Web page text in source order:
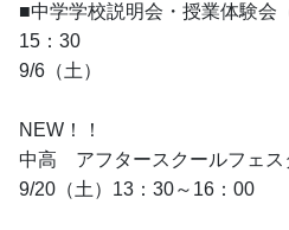
■中学学校説明会・授業体験会
15：30
9/6（土）
NEW！！
中高　アフタースクールフェス
9/20（土）13：30～16：00